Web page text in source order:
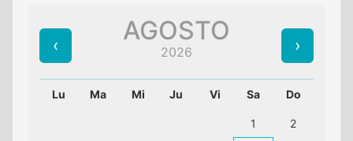
AGOSTO
2026
Lu Ma Mi Ju Vi Sa Do
1 2